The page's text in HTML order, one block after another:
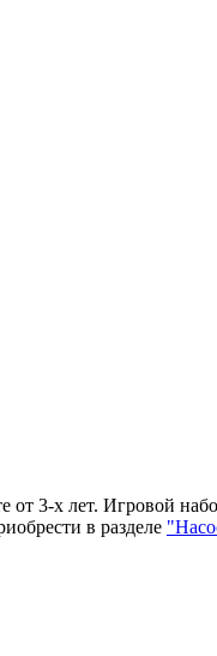
от 3-х лет. Игровой
в разделе